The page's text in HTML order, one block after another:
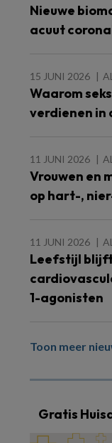
Nieuwe
acuut
15 JUNI 2026
Waarom
verdienen in
11 JUNI 2026
Vrouwen en
op hart-,
11 JUNI 2026
Leefstijl
1-agonisten
Toon meer
Gratis